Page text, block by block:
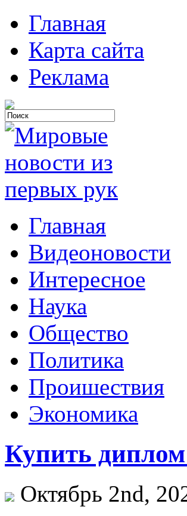
Главная
Карта сайта
Реклама
Главная
Видеоновости
Интересное
Наука
Общество
Политика
Проишествия
Экономика
Купить диплом
Октябрь 2nd,